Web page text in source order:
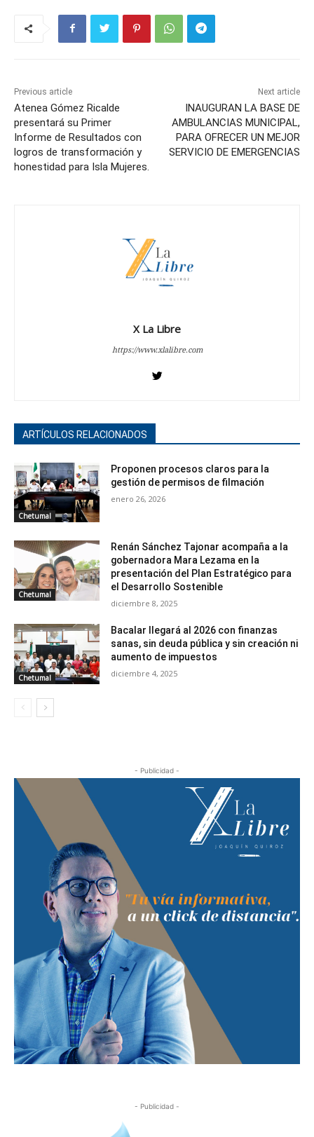
Previous article
Atenea Gómez Ricalde
presentará su Primer
Informe de Resultados con
logros de transformación y
honestidad para Isla Mujeres.
Next article
INAUGURAN LA BASE DE
AMBULANCIAS MUNICIPAL,
PARA OFRECER UN MEJOR
SERVICIO DE EMERGENCIAS
X La Libre
https://www.xlalibre.com
ARTÍCULOS RELACIONADOS
Chetumal
Proponen procesos claros para la
gestión de permisos de filmación
enero 26, 2026
Chetumal
Renán Sánchez Tajonar acompaña a la
gobernadora Mara Lezama en la
presentación del Plan Estratégico para
el Desarrollo Sostenible
diciembre 8, 2025
Chetumal
Bacalar llegará al 2026 con finanzas
sanas, sin deuda pública y sin creación ni
aumento de impuestos
diciembre 4, 2025
- Publicidad -
- Publicidad -